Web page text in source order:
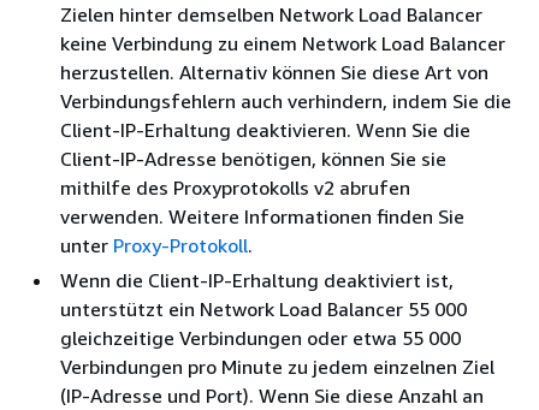
Zielen hinter demselben Network Load Balancer
keine Verbindung zu einem Network Load Balancer
herzustellen. Alternativ können Sie diese Art von
Verbindungsfehlern auch verhindern, indem Sie die
Client-IP-Erhaltung deaktivieren. Wenn Sie die
Client-IP-Adresse benötigen, können Sie sie
mithilfe des Proxyprotokolls v2 abrufen
verwenden. Weitere Informationen finden Sie
unter Proxy-Protokoll.
Wenn die Client-IP-Erhaltung deaktiviert ist,
unterstützt ein Network Load Balancer 55 000
gleichzeitige Verbindungen oder etwa 55 000
Verbindungen pro Minute zu jedem einzelnen Ziel
(IP-Adresse und Port). Wenn Sie diese Anzahl an